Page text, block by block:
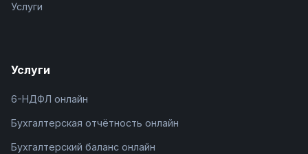
Услуги
Услуги
6-НДФЛ онлайн
Бухгалтерская отчётность онлайн
Бухгалтерский баланс онлайн